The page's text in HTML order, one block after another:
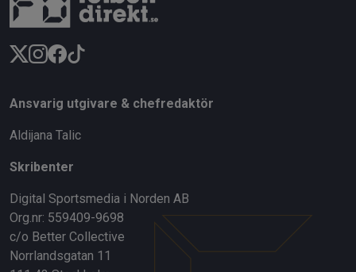
Ansvarig utgivare & chefredaktör
Aldijana Talic
Skribenter
Digital Sportsmedia i Norden AB
Org.nr: 559409-9698
c/o Better Collective
Norrlandsgatan 11